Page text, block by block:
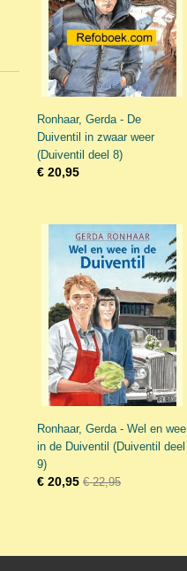
Ronhaar, Gerda - De
Duiventil in zwaar weer
(Duiventil deel 8)
€ 20,95
Ronhaar, Gerda - Wel en wee
in de Duiventil (Duiventil deel
9)
€ 20,95 € 22,95